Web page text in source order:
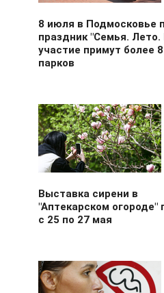
8 июля в Подмосковье
праздник "Семья. Лето.
участие примут более
парков
Выставка сирени в
"Аптекарском огороде"
с 25 по 27 мая